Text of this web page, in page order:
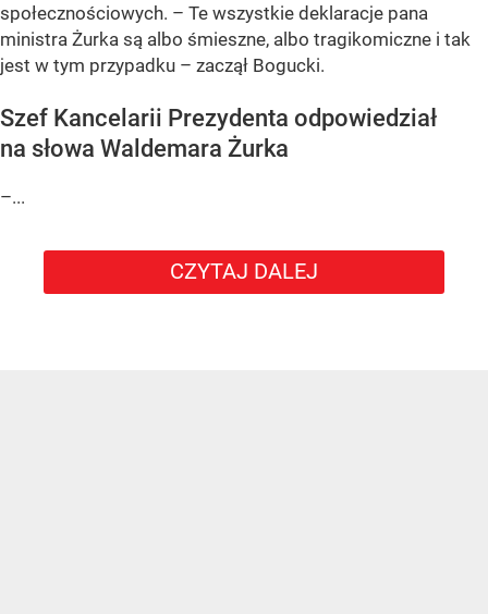
społecznościowych. – Te wszystkie deklaracje pana
ministra Żurka są albo śmieszne, albo tragikomiczne i tak
jest w tym przypadku – zaczął Bogucki.
Szef Kancelarii Prezydenta odpowiedział
na słowa Waldemara Żurka
–...
CZYTAJ DALEJ